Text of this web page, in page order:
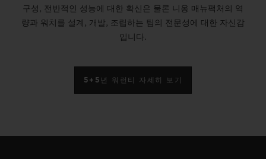
구성, 전반적인 성능에 대한 확신은 물론 니옹 매뉴팩처의 역
량과 워치를 설계, 개발, 조립하는 팀의 전문성에 대한 자신감
입니다.
5+5년 워런티 자세히 보기